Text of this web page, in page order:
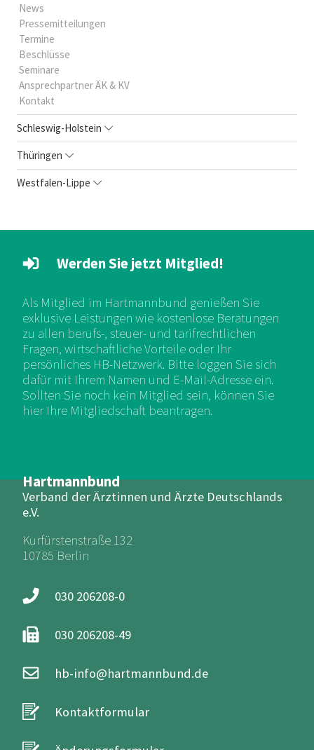
News
Pressemitteilungen
Termine
Beschlüsse
Seminare
Ansprechpartner ÄK & KV
Kontakt
Schleswig-Holstein
Thüringen
Westfalen-Lippe
Hartmannbund
Verband der Ärztinnen und Ärzte Deutschlands
e.V.
Kurfürstenstraße 132
10785 Berlin
030 206208-0
030 206208-49
hb-info@hartmannbund.de
Kontaktformular
Werden Sie jetzt Mitglied!
Als Mitglied im Hartmannbund genießen Sie
exklusive Leistungen wie kostenlose Beratungen
zu allen berufs-, steuer- und tarifrechtlichen
Fragen, wirtschaftliche Vorteile oder Ihr
persönliches HB-Netzwerk. Bitte loggen Sie sich
dafür mit Ihrem Namen und E-Mail-Adresse ein.
Sollten Sie noch kein Mitglied sein, können Sie
hier Ihre Mitgliedschaft beantragen.